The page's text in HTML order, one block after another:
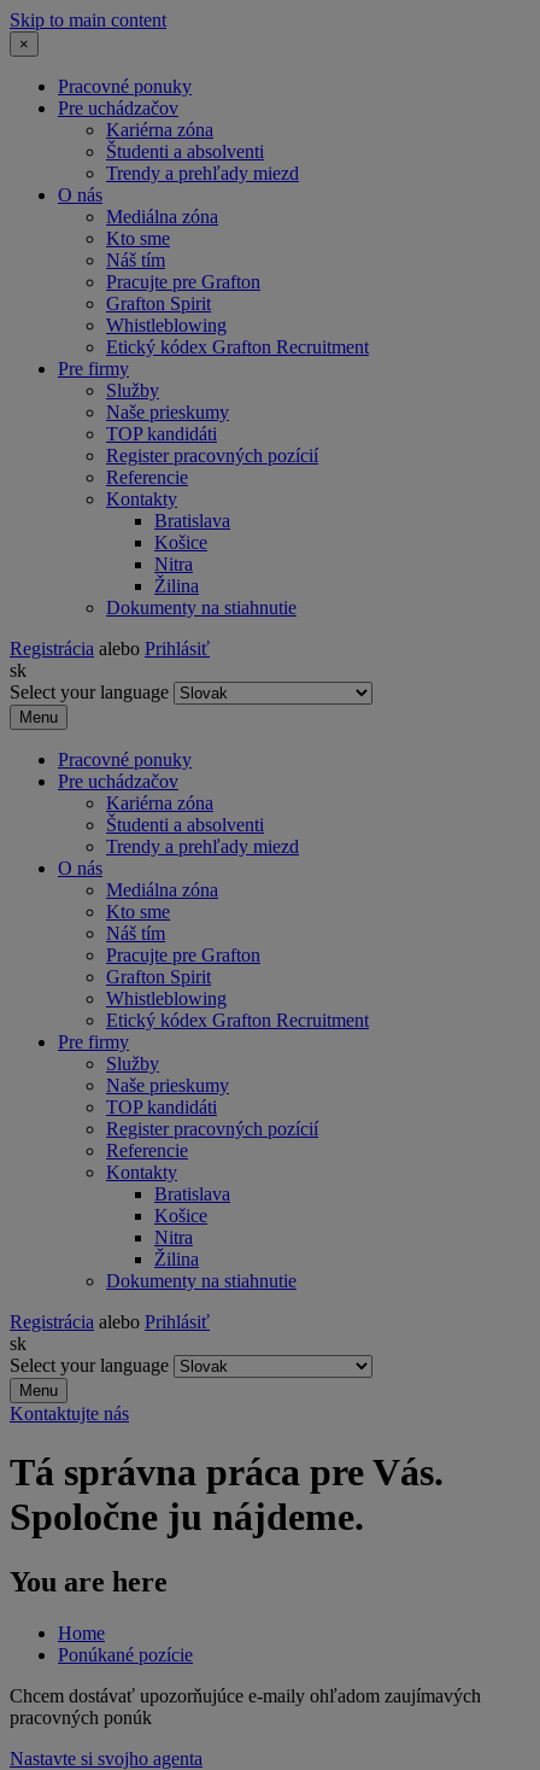
Skip to main content
×
Pracovné ponuky
Pre uchádzačov
Kariérna zóna
Študenti a absolventi
Trendy a prehľady miezd
O nás
Mediálna zóna
Kto sme
Náš tím
Pracujte pre Grafton
Grafton Spirit
Whistleblowing
Etický kódex Grafton Recruitment
Pre firmy
Služby
Naše prieskumy
TOP kandidáti
Register pracovných pozícií
Referencie
Kontakty
Bratislava
Košice
Nitra
Žilina
Dokumenty na stiahnutie
Registrácia alebo Prihlásiť
sk
Select your language
Menu
Pracovné ponuky
Pre uchádzačov
Kariérna zóna
Študenti a absolventi
Trendy a prehľady miezd
O nás
Mediálna zóna
Kto sme
Náš tím
Pracujte pre Grafton
Grafton Spirit
Whistleblowing
Etický kódex Grafton Recruitment
Pre firmy
Služby
Naše prieskumy
TOP kandidáti
Register pracovných pozícií
Referencie
Kontakty
Bratislava
Košice
Nitra
Žilina
Dokumenty na stiahnutie
Registrácia alebo Prihlásiť
sk
Select your language
Menu
Kontaktujte nás
Tá správna práca pre Vás.
Spoločne ju nájdeme.
You are here
Home
Ponúkané pozície
Chcem dostávať upozorňujúce e-maily ohľadom zaujímavých
pracovných ponúk
Nastavte si svojho agenta